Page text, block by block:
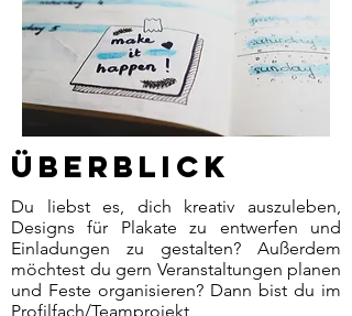
Überblick
Du liebst es, dich kreativ auszuleben,
Designs für Plakate zu entwerfen und
Einladungen zu gestalten? Außerdem
möchtest du gern Veranstaltungen planen
und Feste organisieren? Dann bist du im
Profilfach/Teamprojekt